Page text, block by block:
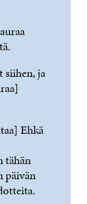
siihen, ja
Ehkä
tähän
päivän